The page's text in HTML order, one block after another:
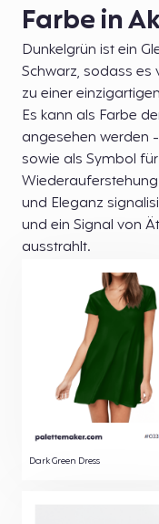
Farbe in
Dunkelgrün ist ein
Schwarz, sodass
zu einer
Es kann als Farbe
angesehen werden
sowie als Symbol
und Eleganz
und ein Signal von
ausstrahlt.
Dark Green Dress